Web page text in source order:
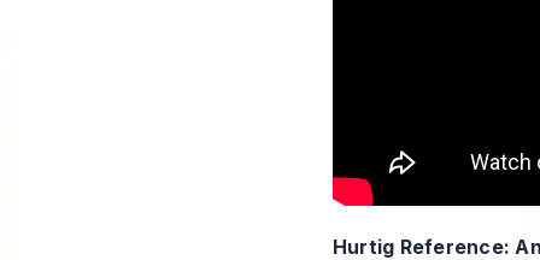
Hurtig Reference: